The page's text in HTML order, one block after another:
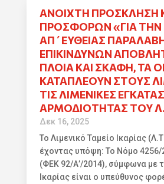
ΑΝΟΙΧΤΉ ΠΡΌΣΚΛΗΣΗ
ΠΡΟΣΦΟΡΏΝ «ΓΙΑ ΤΗΝ
ΑΠ΄ΕΥΘΕΊΑΣ
ΕΠΙΚΊΝΔΥΝΩΝ
ΠΛΟΊΑ ΚΑΙ ΣΚΆΦΗ, ΤΑ
ΚΑΤΑΠΛΈΟΥΝ ΣΤΟΥΣ
ΤΙΣ ΛΙΜΕΝΙΚΈΣ
ΑΡΜΟΔΙΌΤΗΤΑΣ ΤΟΥ
Δεκ 16, 2025
Το Λιμενικό Ταμείο Ικαρίας
έχοντας υπόψη: Το Νόμο 4256/
(ΦΕΚ 92/Α’/2014), σύμφωνα με
Ικαρίας είναι ο υπεύθυνος